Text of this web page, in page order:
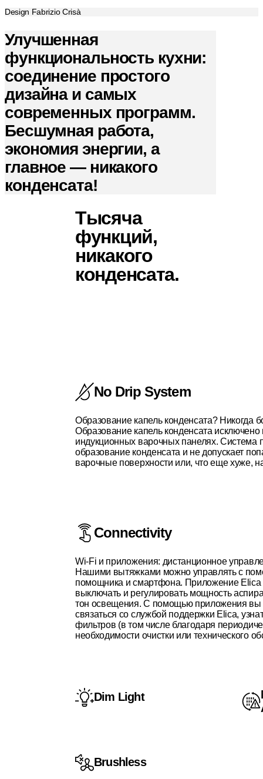
Design Fabrizio Crisà
Улучшенная
функциональность кухни:
соединение простого
дизайна и самых
современных программ.
Бесшумная работа,
экономия энергии, а
главное — никакого
конденсата!
Тысяча
функций,
никакого
конденсата.
No Drip System
Образование капель конденсата? Никогда
Образование капель конденсата исключено
индукционных варочных панелях. Система
образование конденсата и не допускает
варочные поверхности или, что еще хуже,
Connectivity
Wi-Fi и приложения: дистанционное
Нашими вытяжками можно управлять с
помощника и смартфона. Приложение Elica
выключать и регулировать мощность
тон освещения. С помощью приложения вы
связаться со службой поддержки Elica,
фильтров (в том числе благодаря
необходимости очистки или технического
Dim Light
Brushless